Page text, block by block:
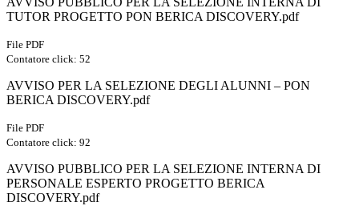
TUTOR PROGETTO PON BERICA DISCOVERY.pdf
File PDF
Contatore click: 52
AVVISO PER LA SELEZIONE DEGLI ALUNNI – PON
BERICA DISCOVERY.pdf
File PDF
Contatore click: 92
AVVISO PUBBLICO PER LA SELEZIONE INTERNA DI
PERSONALE ESPERTO PROGETTO BERICA
DISCOVERY.pdf